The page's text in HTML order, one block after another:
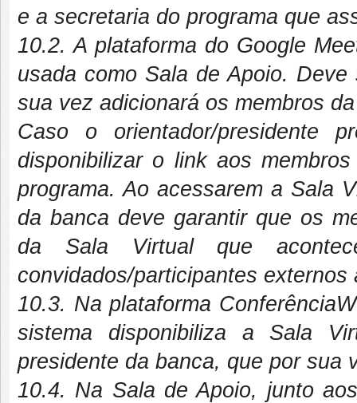
e a secretaria do programa que
10.2. A plataforma do Google
usada como Sala de Apoio.
sua vez adicionará os membros
Caso o orientador/presidente
disponibilizar o link aos
programa. Ao acessarem a Sala
da banca deve garantir que os
da Sala Virtual que
convidados/participantes
10.3. Na plataforma
sistema disponibiliza a Sala
presidente da banca, que por sua
10.4. Na Sala de Apoio, junto